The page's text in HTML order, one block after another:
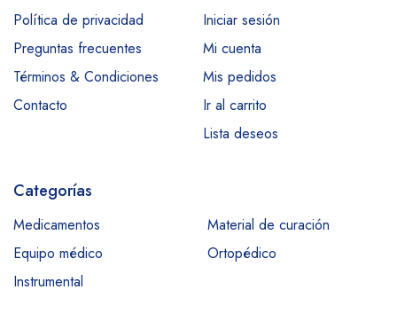
Política de privacidad
Preguntas frecuentes
Términos & Condiciones
Contacto
Iniciar sesión
Mi cuenta
Mis pedidos
Ir al carrito
Lista deseos
Categorías
Medicamentos
Material de curación
Equipo médico
Ortopédico
Instrumental